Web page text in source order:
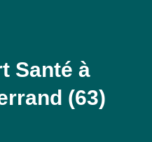
Santé à
(63)